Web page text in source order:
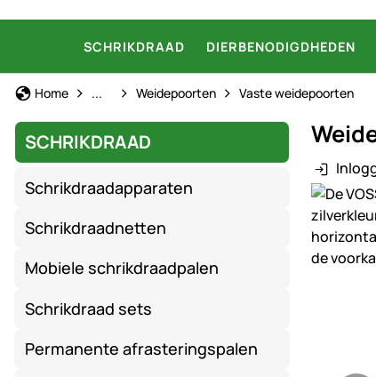
SCHRIKDRAAD DIERBENODIGDHEDEN
Home Schrikdraad
... Weidepoorten Vaste weidepoorten
SCHRIKDRAAD
Schrikdraadapparaten
Schrikdraadnetten
Mobiele schrikdraadpalen
Schrikdraad sets
Permanente afrasteringspalen